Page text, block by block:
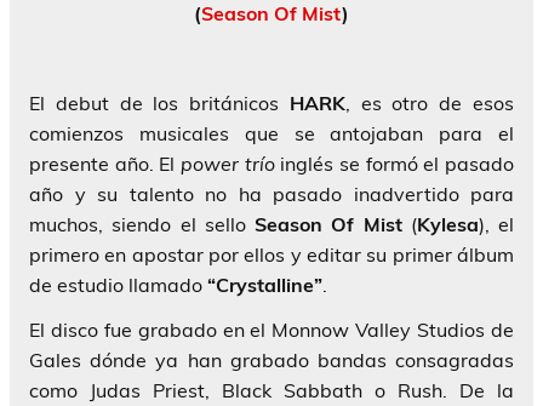
(Season Of Mist)
El debut de los británicos HARK, es otro de esos
comienzos musicales que se antojaban para el
presente año. El power tríoinglés se formó el pasado
año y su talento no ha pasado inadvertido para
muchos, siendo el sello Season Of Mist (Kylesa), el
primero en apostar por ellos y editar su primer álbum
de estudio llamado “Crystalline”.
El disco fue grabado en el Monnow Valley Studiosde
Gales dónde ya han grabado bandas consagradas
como Judas Priest, Black Sabbath o Rush. De la